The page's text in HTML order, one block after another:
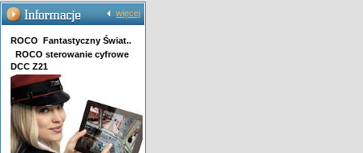
więcej
ROCO Fantastyczny Świat..
ROCO sterowanie cyfrowe
DCC Z21